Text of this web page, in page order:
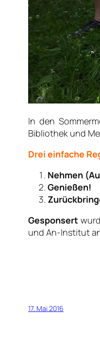
In den
Bibliothek und
Drei einfache
Nehmen
Genießen!
Gesponsert
und An-Institut
17. Mai 2016